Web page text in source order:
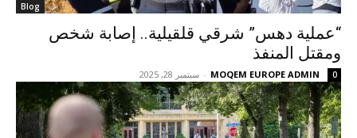
Blog
“عملية دهس” شرقي قلقيلية.. إصابة شخص
ومقتل المنفذ
MOQEM EUROPE ADMIN
- سبتمبر 28, 2025 0